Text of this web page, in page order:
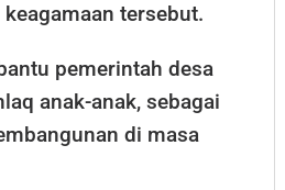
tersebut.
pemerintah desa
anak-anak, sebagai
di masa